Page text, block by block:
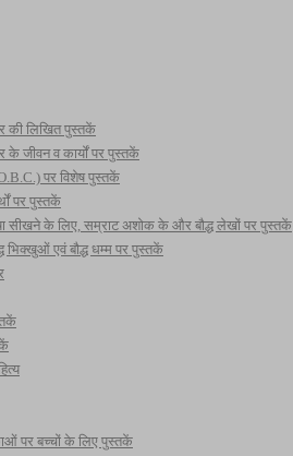
की लिखित पुस्तकें
के जीवन व कार्यों पर पुस्तकें
पर विशेष पुस्तकें
पर पुस्तकें
सीखने के लिए, सम्राट अशोक के और बौद्ध लेखों पर पुस्तकें
भिक्खुओं एवं बौद्ध धम्म पर पुस्तकें
पर बच्चों के लिए पुस्तकें